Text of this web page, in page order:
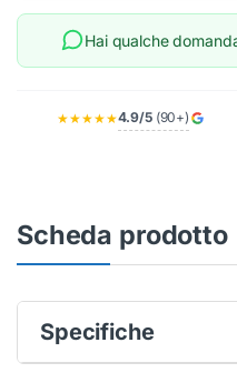
Hai qualche
★★★★★4.9/5(90+)
Scheda prodotto
Specifiche